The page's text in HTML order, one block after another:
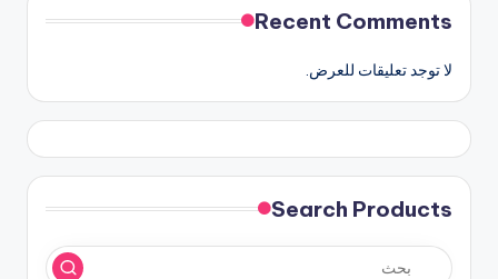
Recent Comments
لا توجد تعليقات للعرض.
Search Products